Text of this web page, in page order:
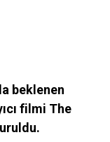
beklenen
filmi The